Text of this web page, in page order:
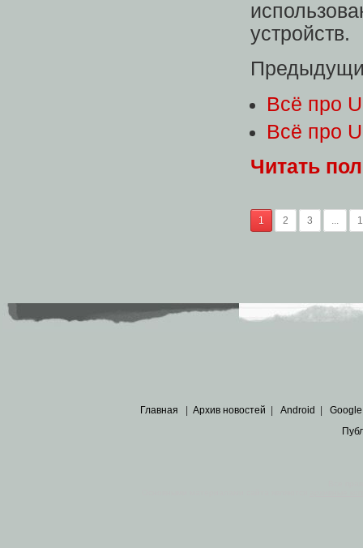
устройств.
Всё про
Всё про
Читать
1 2 3 ...
Главная | Архив новостей | Android | Google